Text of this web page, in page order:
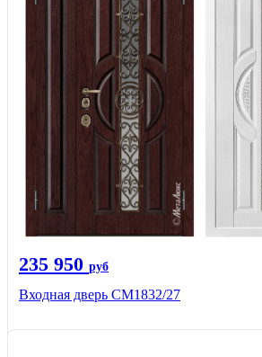
235 950 руб
Входная дверь СМ1832/27